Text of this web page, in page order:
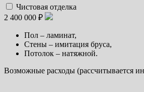
Чистовая отделка
2 400 000 ₽
Пол – ламинат,
Стены – имитация бруса,
Потолок – натяжной.
Возможные расходы (рассчитывается